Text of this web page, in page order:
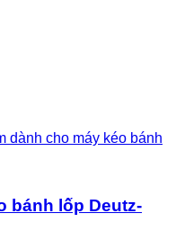
dành cho máy kéo bánh
bánh lốp Deutz-